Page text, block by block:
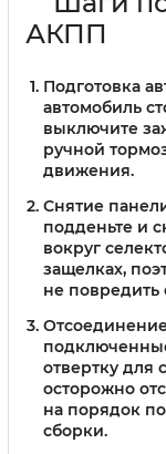
АКПП
Подготовка
автомобиль
выключите
ручной
движения.
Снятие
подденьте и
вокруг
защелках,
не повредить
отвертку для
осторожно
на порядок
сборки.